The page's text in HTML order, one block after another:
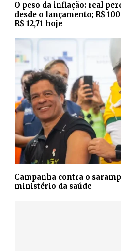
O peso da inflação: real
desde o lançamento; R$
R$ 12,71 hoje
Campanha contra o
ministério da saúde